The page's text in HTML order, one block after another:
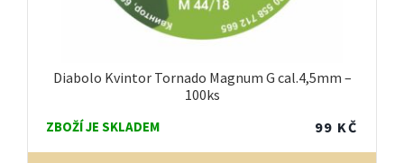
Diabolo Kvintor Tornado Magnum G cal.4,5mm –
100ks
ZBOŽÍ JE SKLADEM 99 KČ